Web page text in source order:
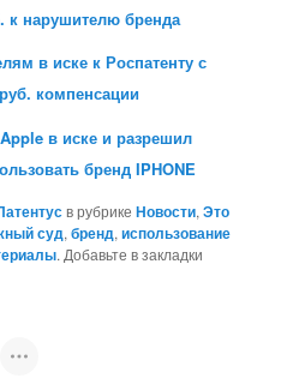
к нарушителю бренда
в иске к Роспатенту с
компенсации
в иске и разрешил
бренд IPHONE
в рубрикеНовости,Это
суд,бренд,использование
. Добавьте в закладки